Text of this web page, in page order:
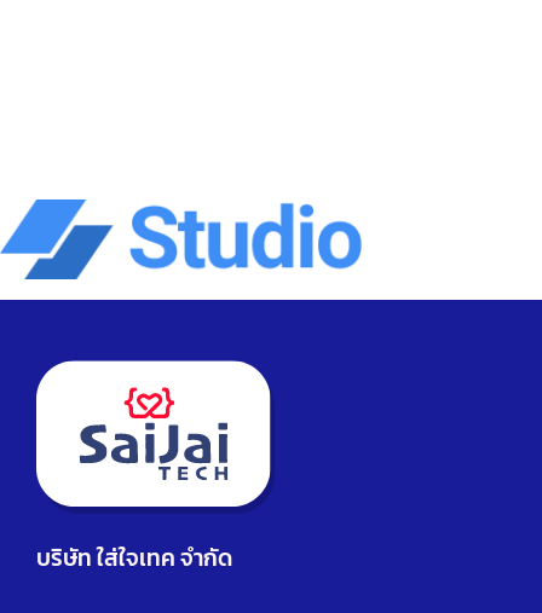
บริษัท ใส่ใจเทค จำกัด